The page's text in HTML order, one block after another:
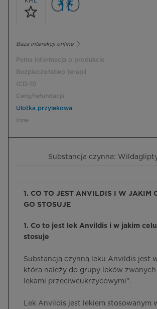
Baza interakcji online
Pełna informacja o produkcie
Bezpieczeństwo terapii
ICD-10
Ceny/refundacja
Ulotka przylekowa
Inne
Substancja czynna:
1. CO TO JEST ANVILDIS I W JAKIM
GO STOSUJE
1. Co to jest lek Anvildis i w jakim
stosuje
Substancją czynną leku Anvildis jest
która należy do grupy leków
lekami przeciwcukrzycowymi”.
Lek Anvildis jest lekiem stosowanym